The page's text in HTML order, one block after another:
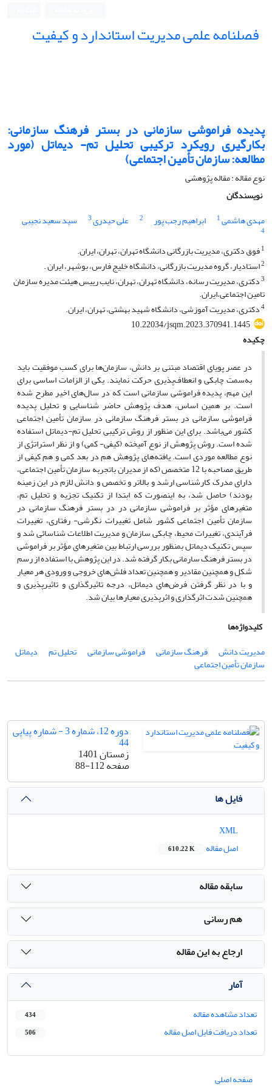
فصلنامه علمی مدیریت استاندارد و کیفیت
پدیده فراموشی سازمانی در بستر فرهنگ سازمانی:
بکارگیری رویکرد ترکیبی تحلیل ‏تم- دیماتل (مورد
مطالعه: سازمان تأمین اجتماعی)‏
نوع مقاله : مقاله پژوهشی
نویسندگان
مهدی هاشمی1 ابراهیم رجب پور 2 علی حیدری3 سید سعید نجیبی
4
1فوق دکتری، مدیریت بازرگانی دانشگاه تهران، تهران، ایران.
2استادیار، گروه مدیریت بازرگانی، دانشگاه خلیج فارس، بوشهر، ایران .
3دکتری، مدیریت رسانه، دانشگاه تهران، تهران، نایب رییس هیئت مدیره سازمان
تامین اجتماعی،ایران.
4دکتری، مدیریت آموزشی، دانشگاه شهید بهشتی، تهران، ایران.
10.22034/jsqm.2023.370941.1445
چکیده
در عصر پویای اقتصاد مبتنی بر دانش، سازمان‌ها برای کسب موفقیت باید
به‌سمت چابکی و انعطاف‌پذیری حرکت ‏نمایند. یکی از الزامات اساسی برای
این مهم، پدیده فراموشی سازمانی است که در سال‌های اخیر مطرح شده
است. بر ‏همین اساس، هدف پژوهش حاضر شناسایی و تحلیل پدیده
فراموشی سازمانی در بستر فرهنگ سازمانی در سازمان ‏تأمین اجتماعی
کشور می‌باشد. برای این منظور از روش ترکیبی تحلیل تم-دیماتل استفاده
شده است. روش پژوهش از ‏نوع آمیخته (کیفی- کمی) و از نظر استراتژی از
نوع مطالعه موردی است. یافته‌های پژوهش هم در بعد کمی و هم ‏کیفی از
طریق مصاحبه با 12 متخصص (که از مدیران باتجربه سازمان تأمین اجتماعی،
دارای مدرک کارشناسی ارشد ‏و بالاتر و تخصص و دانش لازم در این زمینه
بودند) حاصل شد، به اینصورت که ابتدا از تکنیک تجزیه و تحلیل تم،
‏متغیرهای مؤثر بر فراموشی سازمانی در در بستر فرهنگ سازمانی در
سازمان تأمین اجتماعی کشور شامل تغییرات ‏نگرشی- رفتاری، تغییرات
فرآیندی، تغییرات محیط، چابکی سازمان و مدیریت اطلاعات شناسائی شد و
سپس تکنیک ‏دیماتل بمنظور بررسی ارتباط بین متغیرهای مؤثر بر فراموشی
در بستر فرهنگ سارمانی بکار گرفته شد. در این ‏پژوهش با استفاده از رسم
شکل و همچنین مقادیر و همچنین تعداد فلش‌های خروجی و ورودی هر معیار
و با در نظر ‏گرفتن فرض‌های دیماتل، درجه تاثیرگذاری و تاثیرپذیری و
همچنین شدت اثرگذاری و اثرپذیری معیارها بیان شد.‏
کلیدواژه‌ها
مدیریت دانش
فرهنگ سازمانی فراموشی سازمانی تحلیل تم دیماتل
سازمان تأمین اجتماعی
دوره 12، شماره 3 - شماره پیاپی
44
زمستان 1401
صفحه88-112
فایل ها
اصل مقاله
610.22 K
سابقه مقاله
هم رسانی
ارجاع به این مقاله
آمار
تعداد مشاهده مقاله 434
تعداد دریافت فایل اصل مقاله 506
صفحه اصلی